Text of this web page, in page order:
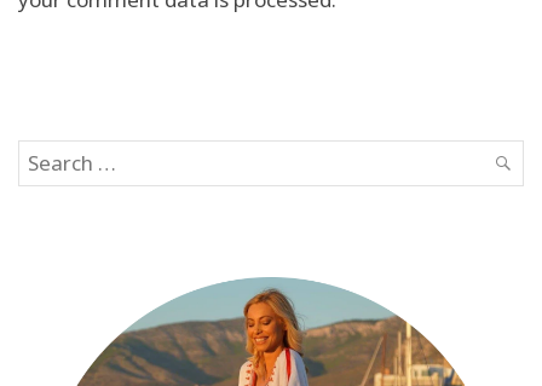
Search
for: